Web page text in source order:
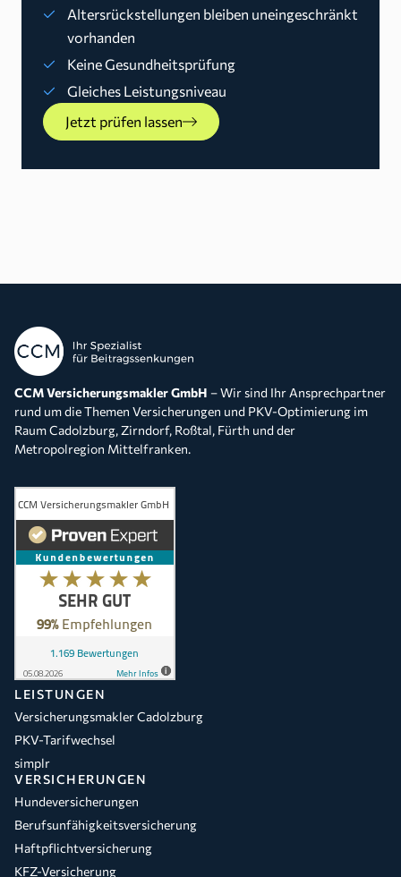
Altersrückstellungen bleiben uneingeschränkt
vorhanden
Keine Gesundheitsprüfung
Gleiches Leistungsniveau
Jetzt prüfen lassen
CCM Versicherungsmakler GmbH – Wir sind Ihr Ansprechpartner
rund um die Themen Versicherungen und PKV-Optimierung im
Raum Cadolzburg, Zirndorf, Roßtal, Fürth und der
Metropolregion Mittelfranken.
LEISTUNGEN
Versicherungsmakler Cadolzburg
PKV-Tarifwechsel
simplr
VERSICHERUNGEN
Hundeversicherungen
Berufsunfähigkeitsversicherung
Haftpflichtversicherung
KFZ-Versicherung